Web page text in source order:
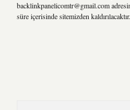
backlinkpanelicomtr@gmail.com
süre içerisinde sitemizden kaldırılacaktır.